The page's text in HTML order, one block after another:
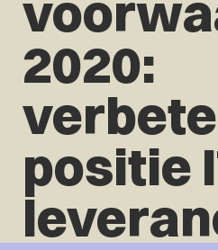
2020:
positie